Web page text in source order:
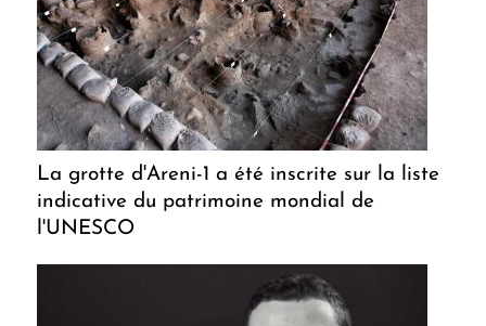
La grotte d'Areni-1 a été inscrite sur la liste
indicative du patrimoine mondial de
l'UNESCO